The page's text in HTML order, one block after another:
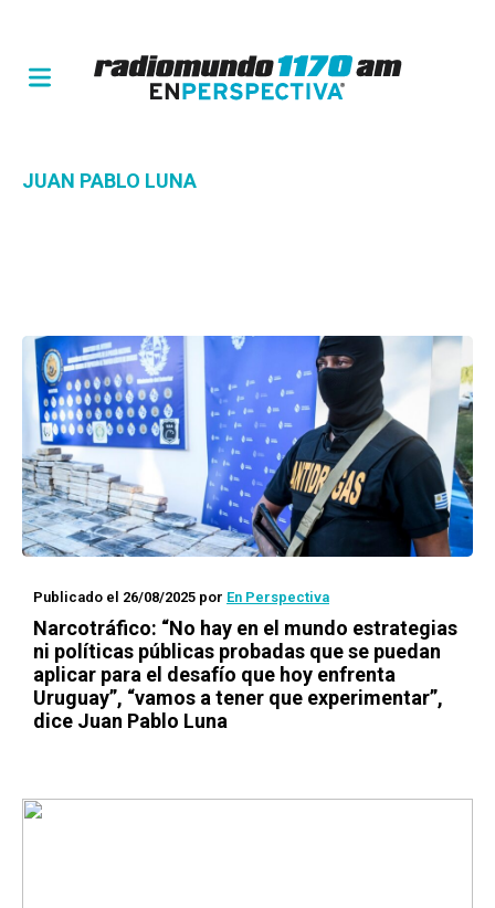
JUAN PABLO LUNA
Publicado el 26/08/2025 por En Perspectiva
Narcotráfico: “No hay en el mundo estrategias
ni políticas públicas probadas que se puedan
aplicar para el desafío que hoy enfrenta
Uruguay”, “vamos a tener que experimentar”,
dice Juan Pablo Luna